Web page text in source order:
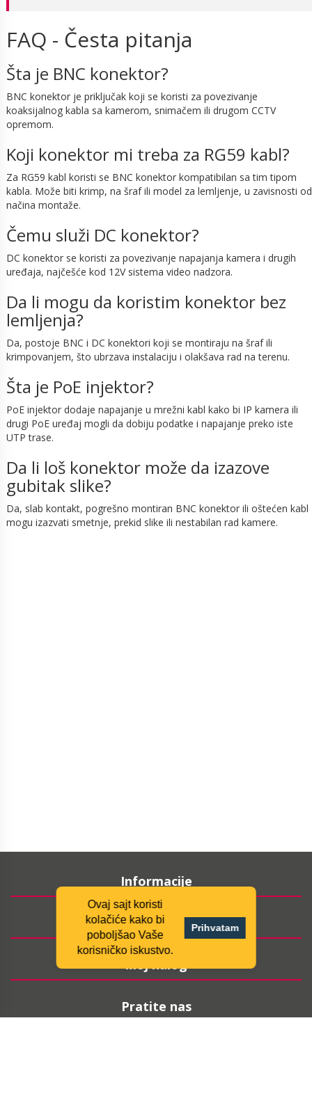
FAQ - Česta pitanja
Šta je BNC konektor?
BNC konektor je priključak koji se koristi za povezivanje
koaksijalnog kabla sa kamerom, snimačem ili drugom CCTV
opremom.
Koji konektor mi treba za RG59 kabl?
Za RG59 kabl koristi se BNC konektor kompatibilan sa tim tipom
kabla. Može biti krimp, na šraf ili model za lemljenje, u zavisnosti od
načina montaže.
Čemu služi DC konektor?
DC konektor se koristi za povezivanje napajanja kamera i drugih
uređaja, najčešće kod 12V sistema video nadzora.
Da li mogu da koristim konektor bez
lemljenja?
Da, postoje BNC i DC konektori koji se montiraju na šraf ili
krimpovanjem, što ubrzava instalaciju i olakšava rad na terenu.
Šta je PoE injektor?
PoE injektor dodaje napajanje u mrežni kabl kako bi IP kamera ili
drugi PoE uređaj mogli da dobiju podatke i napajanje preko iste
UTP trase.
Da li loš konektor može da izazove
gubitak slike?
Da, slab kontakt, pogrešno montiran BNC konektor ili oštećen kabl
mogu izazvati smetnje, prekid slike ili nestabilan rad kamere.
Informacije
Korisnički servis
Moj nalog
Pratite nas
Ovaj sajt koristi
kolačiće kako bi
poboljšao Vaše
korisničko iskustvo.
Prihvatam